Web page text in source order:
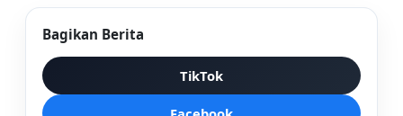
Bagikan Berita
TikTok